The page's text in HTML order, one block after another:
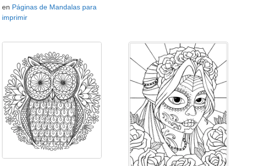
en Páginas de Mandalas para
imprimir